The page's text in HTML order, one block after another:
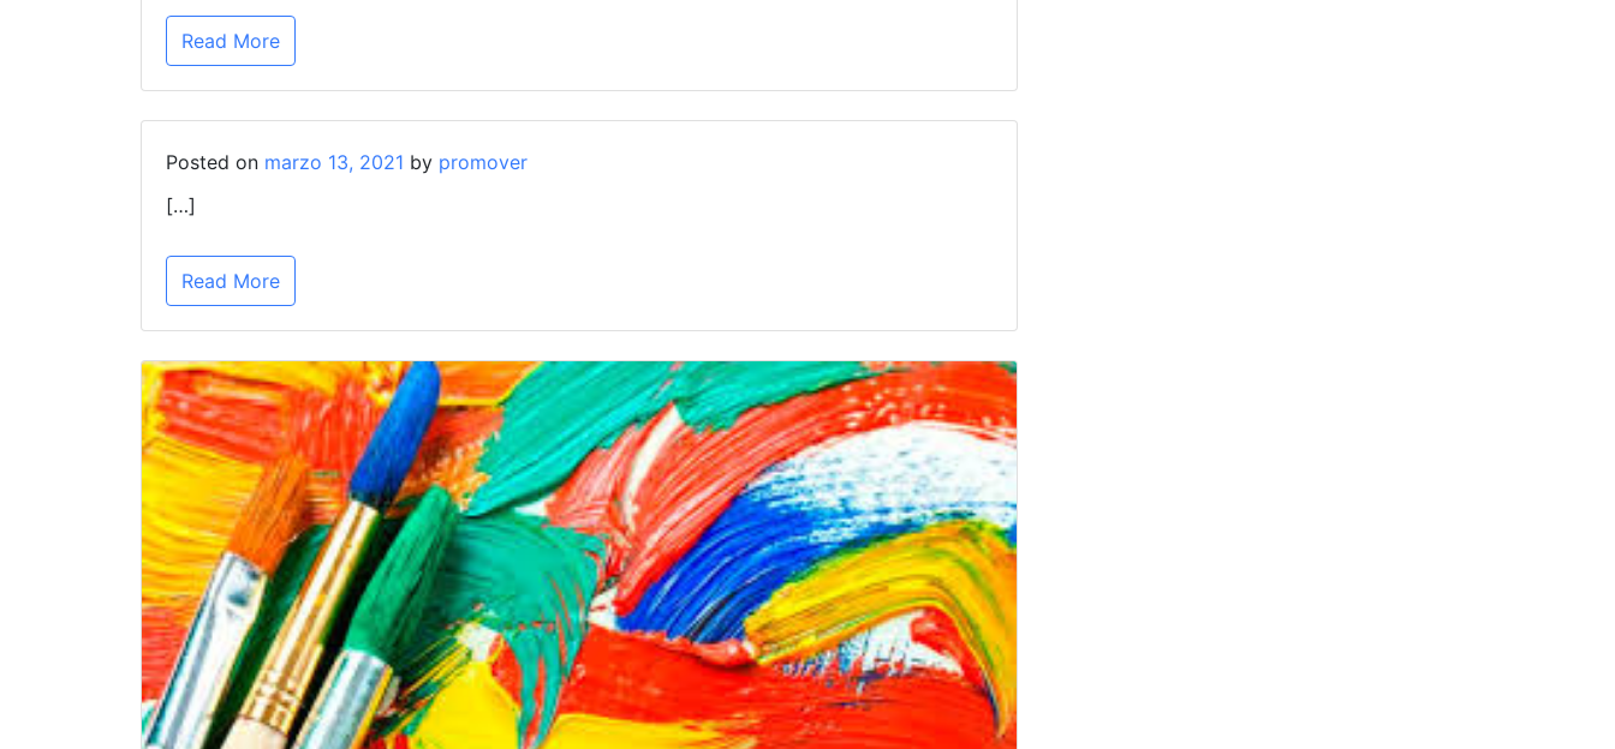
Read More
Posted on marzo 13, 2021 by promover
[…]
Read More